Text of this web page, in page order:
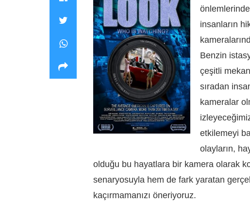
insanların
Benzin
çeşitli
sıradan
kameralar
etkilemeyi
olayların,
olduğu bu hayatlara bir kamera olarak
senaryosuyla hem de fark yaratan
kaçırmamanızı öneriyoruz.